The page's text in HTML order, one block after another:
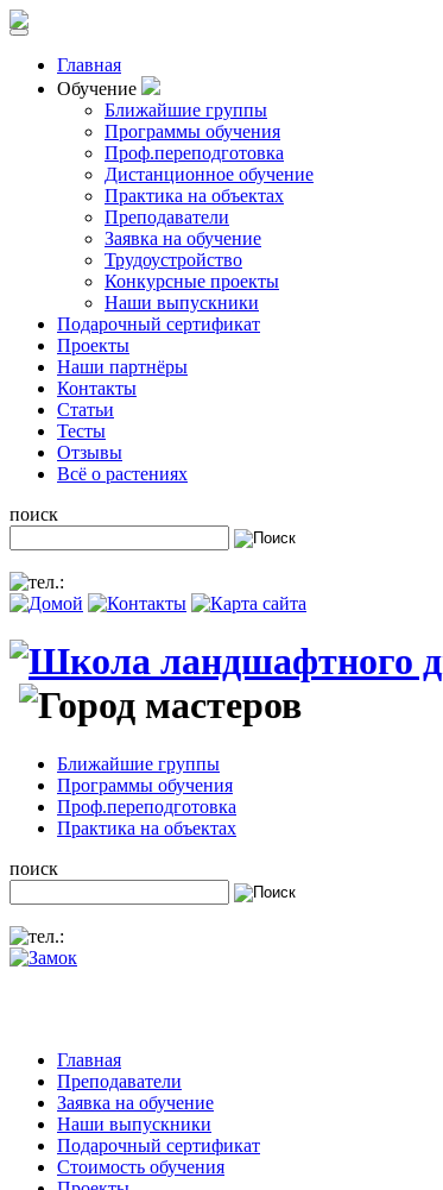
Главная
Обучение
Ближайшие группы
Программы обучения
Проф.переподготовка
Дистанционное обучение
Практика на объектах
Преподаватели
Заявка на обучение
Трудоустройство
Конкурсные проекты
Наши выпускники
Подарочный сертификат
Проекты
Наши партнёры
Контакты
Статьи
Тесты
Отзывы
Всё о растениях
поиск
Ближайшие группы
Программы обучения
Проф.переподготовка
Практика на объектах
поиск
Главная
Преподаватели
Заявка на обучение
Наши выпускники
Подарочный сертификат
Стоимость обучения